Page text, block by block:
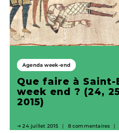
Agenda week-end
Que faire à Saint-
week end ? (24,
2015)
24 juillet 2015 8 commentaires